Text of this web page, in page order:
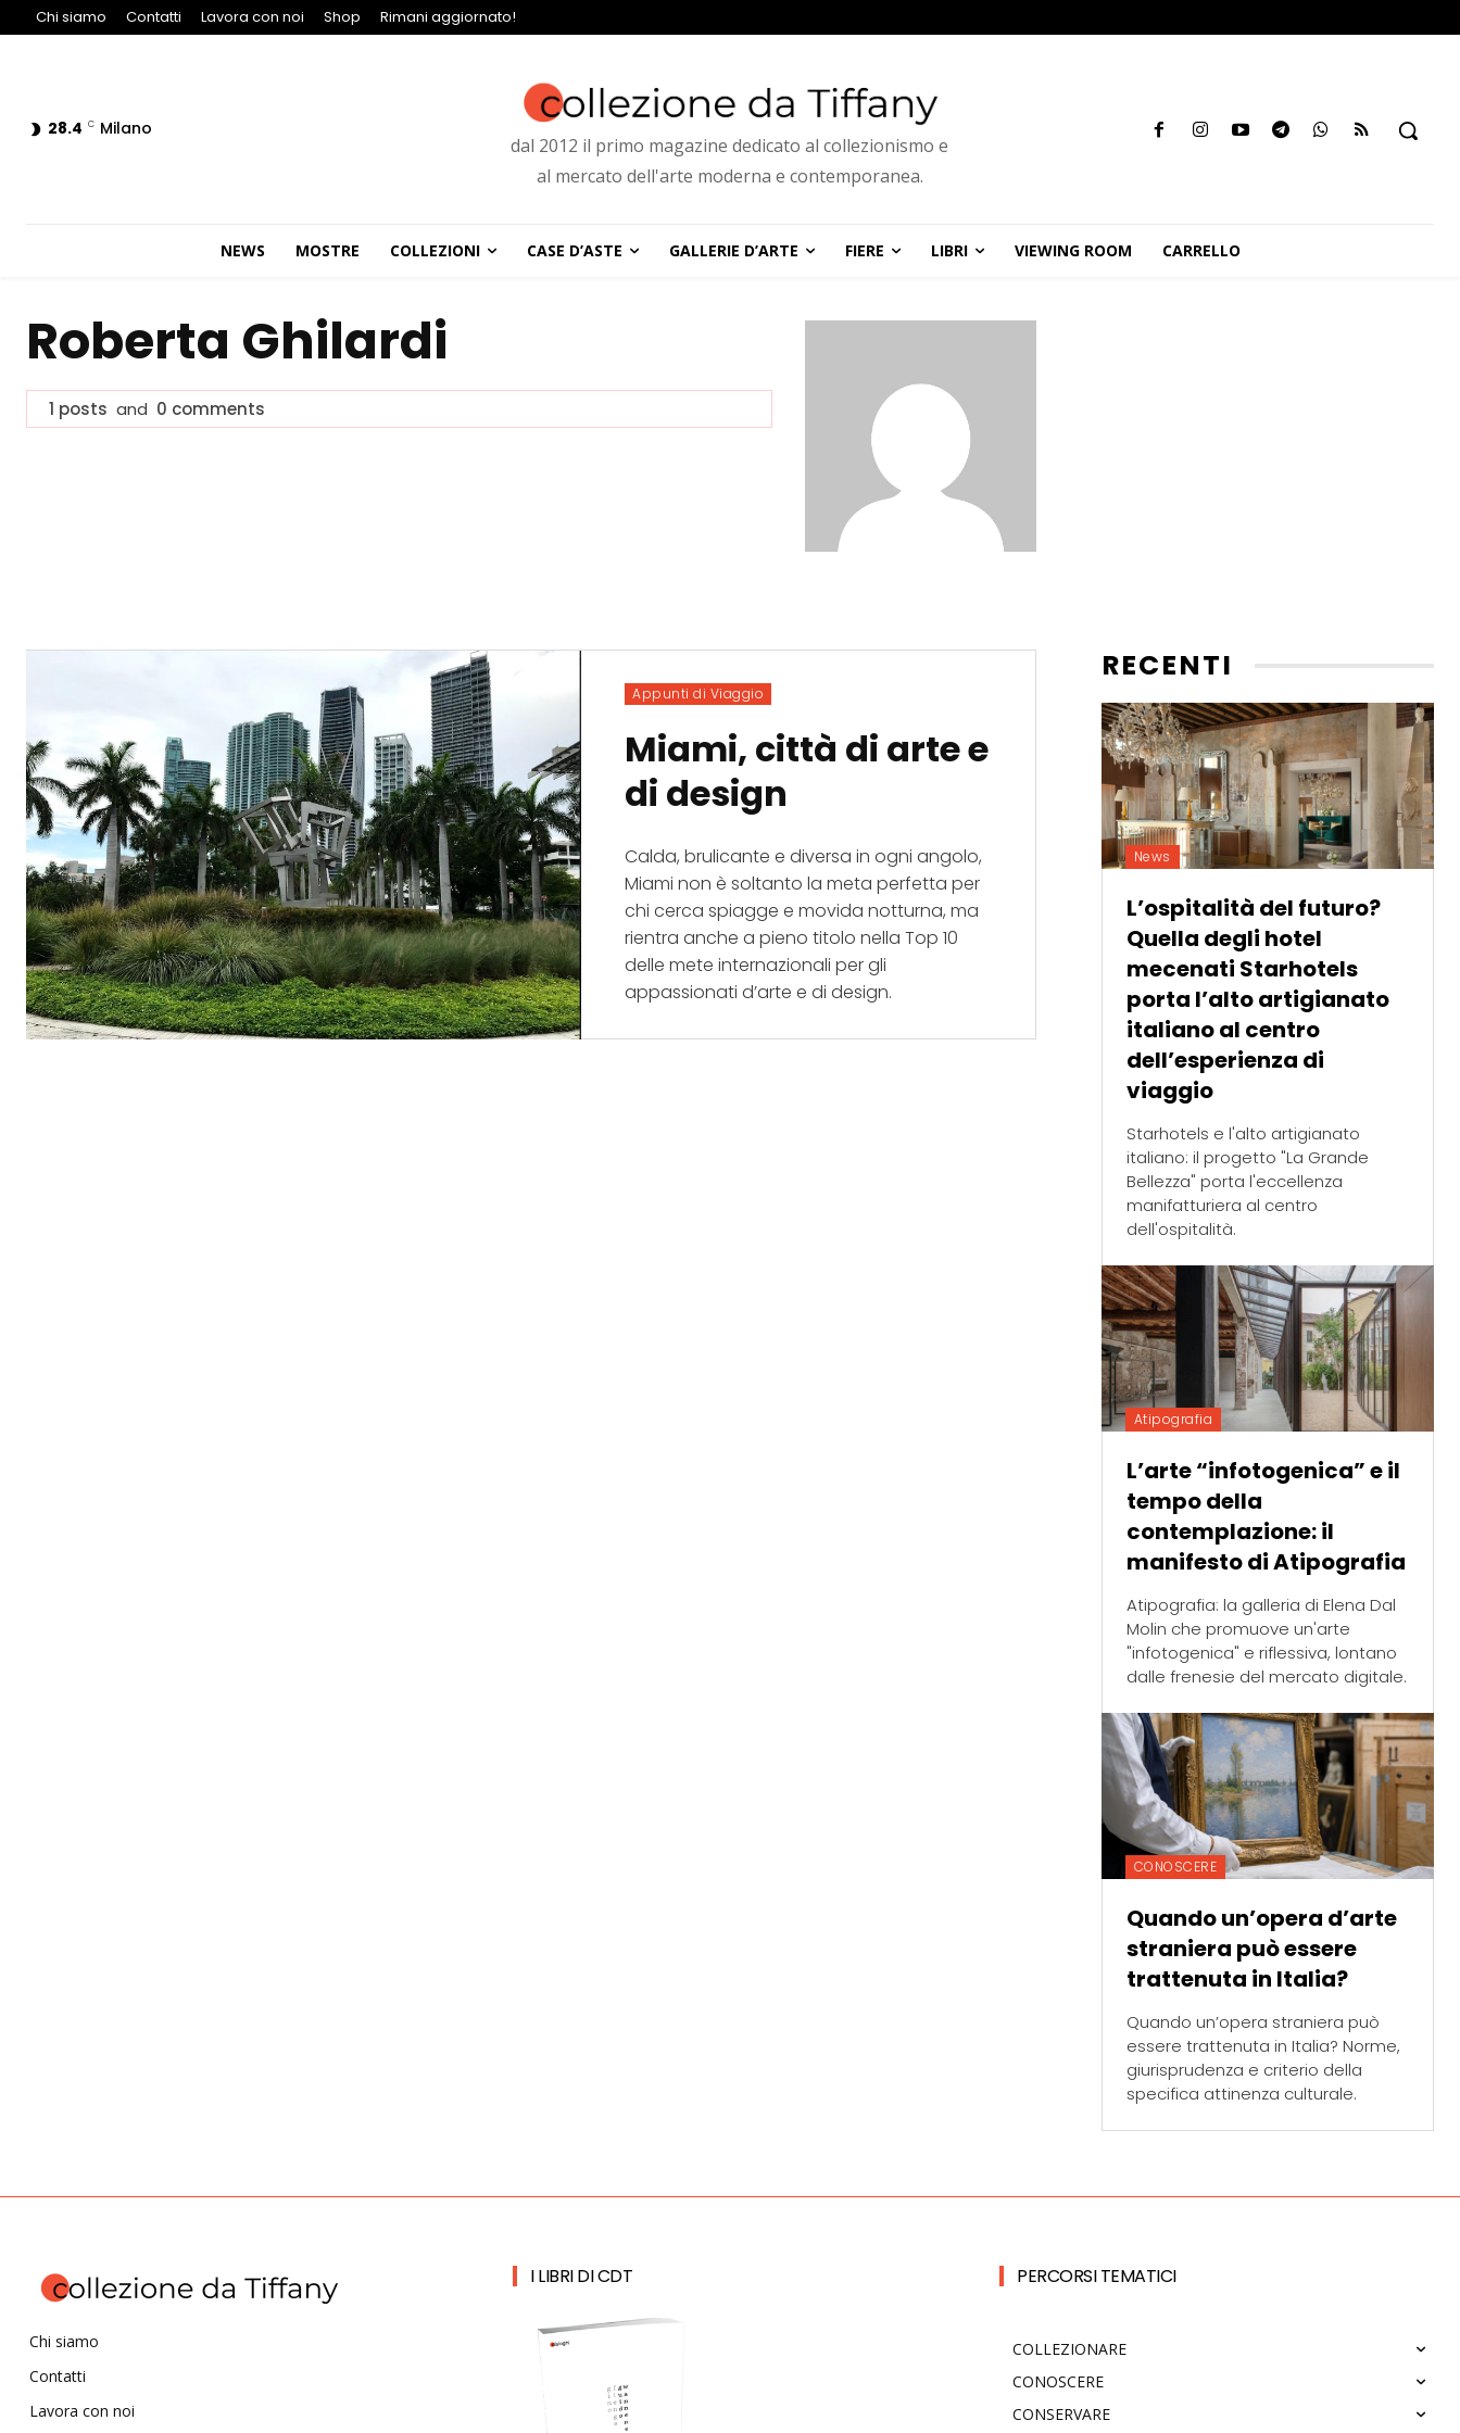
Chi siamo Contatti Lavora con noi Shop Rimani aggiornato!
28.4 C Milano
dal 2012 il primo magazine dedicato al collezionismo e
al mercato dell'arte moderna e contemporanea.
NEWS MOSTRE COLLEZIONI CASE D’ASTE GALLERIE D’ARTE FIERE LIBRI VIEWING ROOM CARRELLO
Roberta Ghilardi
1 posts and 0 comments
Appunti di Viaggio
Miami, città di arte e
di design
Calda, brulicante e diversa in ogni angolo,
Miami non è soltanto la meta perfetta per
chi cerca spiagge e movida notturna, ma
rientra anche a pieno titolo nella Top 10
delle mete internazionali per gli
appassionati d’arte e di design.
RECENTI
News
L’ospitalità del futuro?
Quella degli hotel
mecenati Starhotels
porta l’alto artigianato
italiano al centro
dell’esperienza di
viaggio
Starhotels e l'alto artigianato
italiano: il progetto "La Grande
Bellezza" porta l'eccellenza
manifatturiera al centro
dell'ospitalità.
Atipografia
L’arte “infotogenica” e il
tempo della
contemplazione: il
manifesto di Atipografia
Atipografia: la galleria di Elena Dal
Molin che promuove un'arte
"infotogenica" e riflessiva, lontano
dalle frenesie del mercato digitale.
CONOSCERE
Quando un’opera d’arte
straniera può essere
trattenuta in Italia?
Quando un’opera straniera può
essere trattenuta in Italia? Norme,
giurisprudenza e criterio della
specifica attinenza culturale.
Chi siamo
Contatti
Lavora con noi
I LIBRI DI CDT PERCORSI TEMATICI
COLLEZIONARE
CONOSCERE
CONSERVARE